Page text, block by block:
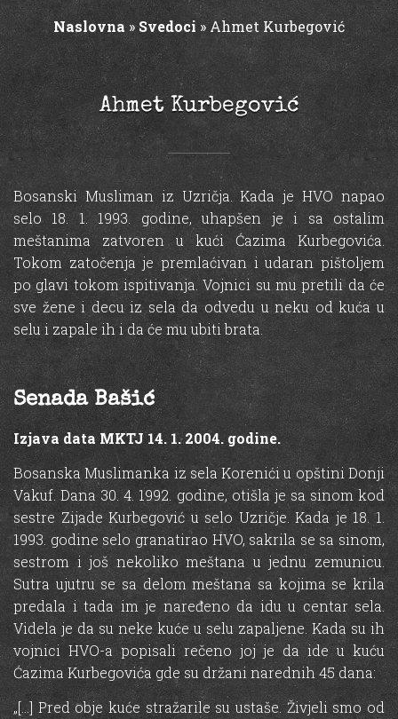
Naslovna»Svedoci »Ahmet Kurbegović
Ahmet Kurbegović
Bosanski Musliman iz Uzričja. Kada je HVO napao
selo 18. 1. 1993. godine, uhapšen je i sa ostalim
meštanima zatvoren u kući Ćazima Kurbegovića.
Tokom zatočenja je premlaćivan i udaran pištoljem
po glavi tokom ispitivanja. Vojnici su mu pretili da će
sve žene i decu iz sela da odvedu u neku od kuća u
selu i zapale ih i da će mu ubiti brata.
Senada Bašić
Izjava data MKTJ 14. 1. 2004. godine.
Bosanska Muslimanka iz sela Korenići u opštini Donji
Vakuf. Dana 30. 4. 1992. godine, otišla je sa sinom kod
sestre Zijade Kurbegović u selo Uzričje. Kada je 18. 1.
1993. godine selo granatirao HVO, sakrila se sa sinom,
sestrom i još nekoliko meštana u jednu zemunicu.
Sutra ujutru se sa delom meštana sa kojima se krila
predala i tada im je naređeno da idu u centar sela.
Videla je da su neke kuće u selu zapaljene. Kada su ih
vojnici HVO-a popisali rečeno joj je da ide u kuću
Ćazima Kurbegovića gde su držani narednih 45 dana:
„[…] Pred оbје kuće stražarile su ustaše. Živjeli smo od